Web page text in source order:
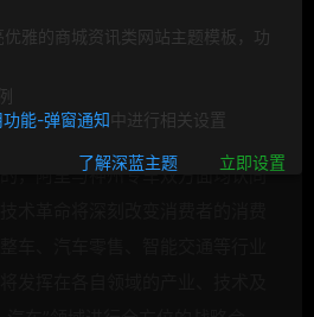
股份有限公司（神州专车）于今
作伙伴关系。
，阿里与神州专车双方面均认同
雅的商城资讯类网站主题模板，功
能-弹窗通知中进行相关设置
了解深蓝主题 立即设置